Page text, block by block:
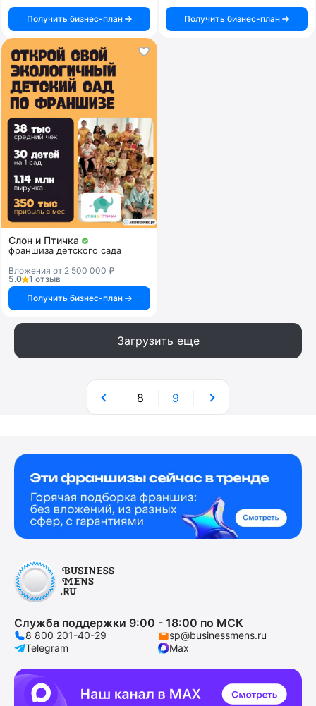
Получить бизнес-план Получить бизнес-план
Слон и Птичка
франшиза детского сада
Вложения от 2 500 000 ₽
5.0
1 отзыв
Получить бизнес-план
Загрузить еще
8 9
Служба поддержки 9:00 - 18:00 по МСК
8 800 201-40-29
sp@businessmens.ru
Telegram
Max